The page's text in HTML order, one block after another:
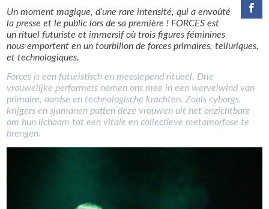
Un moment magique, d’une rare intensité, qui a envoûté
la presse et le public lors de sa première ! FORCES est
un rituel futuriste et immersif où trois figures féminines
nous emportent en un tourbillon de forces primaires, telluriques,
et technologiques.
Forces is een futuristisch en meeslepend ritueel. Drie
vrouwelijke performers nemen ons mee in een wervelwind van
primaire, aardse en technologische krachten. Zoals cyborgs,
krijgers en sjamanen putten deze vrouwen uit het onzichtbare
om hun lichaam tot een vitale en collectieve metamorfose te
brengen.